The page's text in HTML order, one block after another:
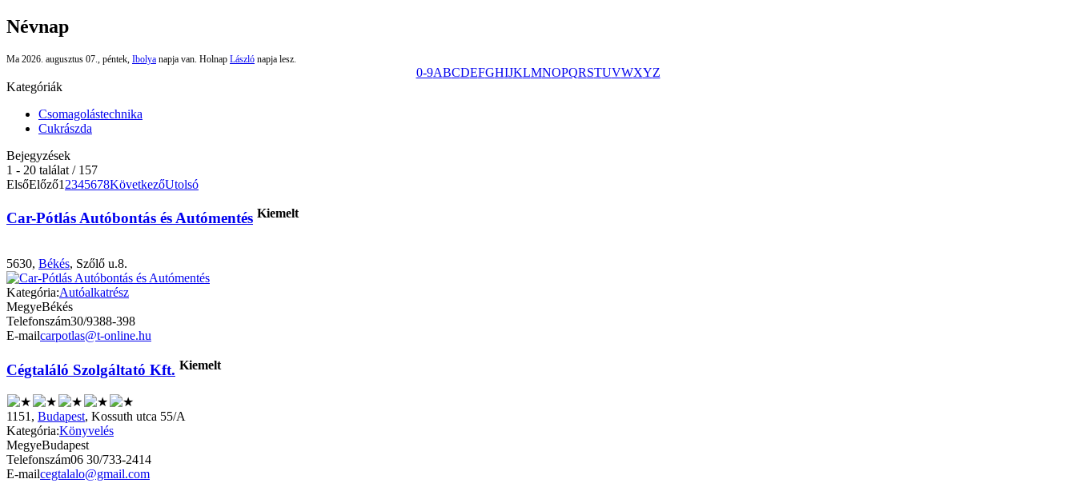
Névnap
Ma 2026. augusztus 07., péntek, Ibolya napja van. Holnap László napja lesz.
0-9ABCDEFGHIJKLMNOPQRSTUVWXYZ
Kategóriák
Csomagolástechnika
Cukrászda
Bejegyzések
1 - 20 találat / 157
ElsőElőző1 2345678KövetkezőUtolsó
Car-Pótlás Autóbontás és Autómentés Kiemelt
5630, Békés, Szőlő u.8.
Kategória:Autóalkatrész
MegyeBékés
Telefonszám30/9388-398
E-mailcarpotlas@t-online.hu
Cégtaláló Szolgáltató Kft. Kiemelt
1151, Budapest, Kossuth utca 55/A
Kategória:Könyvelés
MegyeBudapest
Telefonszám06 30/733-2414
E-mailcegtalalo@gmail.com